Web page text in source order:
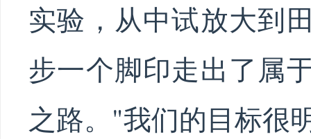
实验，从中试放大到
步一个脚印走出了属
之路。"我们的目标